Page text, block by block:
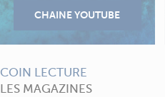
COIN LECTURE
LES MAGAZINES